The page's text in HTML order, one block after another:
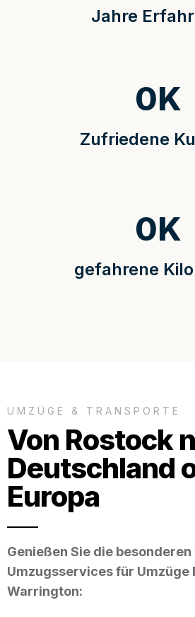
Jahre
Zufriedene
0K
gefahrene
0K
UMZÜGE & TRANSPORTE
Von Rostock
Deutschland
Europa
Genießen Sie die
Umzugsservices für Umzüge
Warrington: